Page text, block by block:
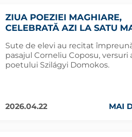
ZIUA POEZIEI MAGHIARE,
CELEBRATĂ AZI LA SATU
Sute de elevi au recitat
pasajul Corneliu Coposu, versuri
poetului Szilágyi Domokos.
2026.04.22 MAI